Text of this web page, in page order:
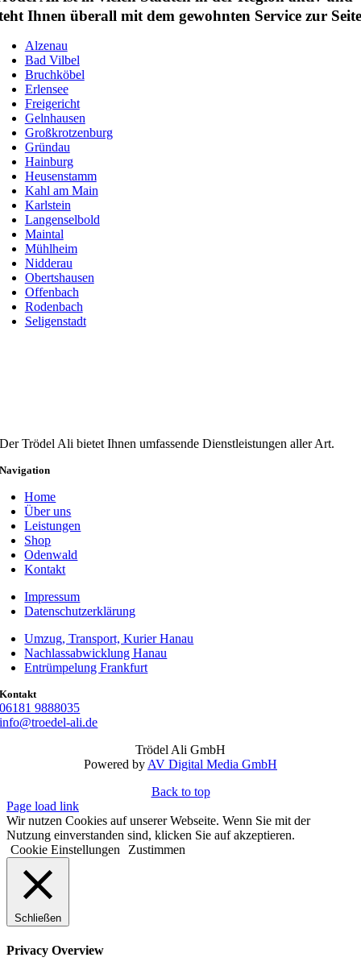
Ihnen überall mit dem gewohnten Service zur
Alzenau
Bad Vilbel
Bruchköbel
Erlensee
Freigericht
Gelnhausen
Großkrotzenburg
Gründau
Hainburg
Heusenstamm
Kahl am Main
Karlstein
Langenselbold
Maintal
Mühlheim
Nidderau
Obertshausen
Offenbach
Rodenbach
Seligenstadt
Der Trödel Ali bietet Ihnen umfassende Dienstleistungen aller Art.
Navigation
Home
Über uns
Leistungen
Shop
Odenwald
Kontakt
Impressum
Datenschutzerklärung
Umzug, Transport, Kurier Hanau
Nachlassabwicklung Hanau
Entrümpelung Frankfurt
Kontakt
06181 9888035
info@troedel-ali.de
Trödel Ali GmbH
Powered by AV Digital Media GmbH
Back to top
Page load link
Wir nutzen Cookies auf unserer Webseite. Wenn Sie mit der
Nutzung einverstanden sind, klicken Sie auf akzeptieren.
Cookie Einstellungen
Zustimmen
Schließen
Privacy Overview